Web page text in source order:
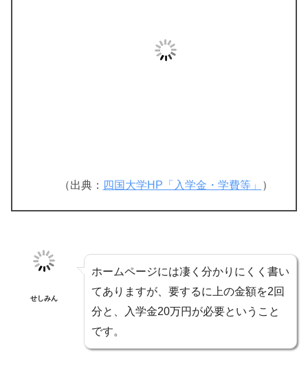
（出典： 四国大学HP「入学金・学費等」 ）
せしみん
ホームページには凄く分かりにくく書い
てありますが、要するに上の金額を2回
分と、入学金20万円が必要ということ
です。